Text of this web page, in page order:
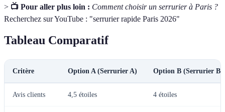
> 📺 Pour aller plus loin : Comment choisir un serrurier à Paris ?
Recherchez sur YouTube : "serrurier rapide Paris 2026"
Tableau Comparatif
Critère Option A (Serrurier A) Option B (Serrurier B)
Avis clients 4,5 étoiles 4 étoiles